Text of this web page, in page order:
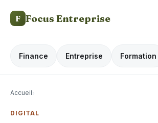
F Focus Entreprise
Finance Entreprise Formation
Accueil›
DIGITAL